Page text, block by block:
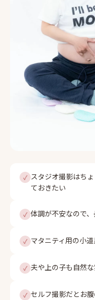
✓ スタジオ撮影はち
ておきたい
✓ 体調が不安なので
✓ マタニティ用の小
✓ 夫や上の子も自然
✓ セルフ撮影だとお